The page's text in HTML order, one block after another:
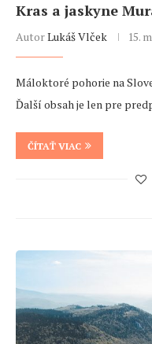
Kras a jaskyne
AutorLukáš Vlček 15.
Máloktoré pohorie na
Ďalší obsah je len pre
ČÍTAŤ VIAC